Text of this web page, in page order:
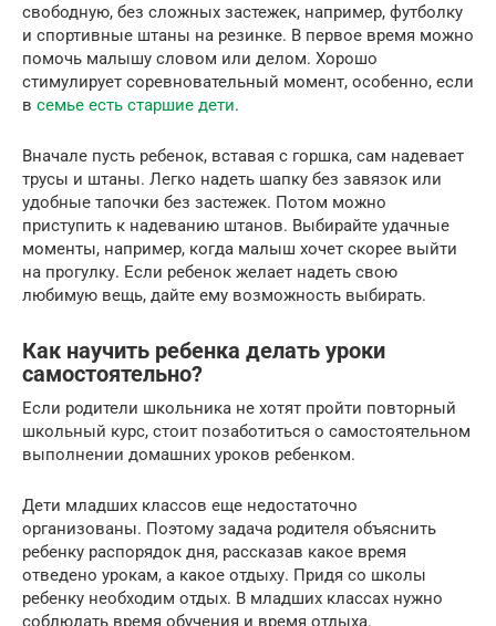
свободную, без сложных застежек, например, футболку
и спортивные штаны на резинке. В первое время можно
помочь малышу словом или делом. Хорошо
стимулирует соревновательный момент, особенно, если
в семье есть старшие дети.
Вначале пусть ребенок, вставая с горшка, сам надевает
трусы и штаны. Легко надеть шапку без завязок или
удобные тапочки без застежек. Потом можно
приступить к надеванию штанов. Выбирайте удачные
моменты, например, когда малыш хочет скорее выйти
на прогулку. Если ребенок желает надеть свою
любимую вещь, дайте ему возможность выбирать.
Как научить ребенка делать уроки
самостоятельно?
Если родители школьника не хотят пройти повторный
школьный курс, стоит позаботиться о самостоятельном
выполнении домашних уроков ребенком.
Дети младших классов еще недостаточно
организованы. Поэтому задача родителя объяснить
ребенку распорядок дня, рассказав какое время
отведено урокам, а какое отдыху. Придя со школы
ребенку необходим отдых. В младших классах нужно
соблюдать время обучения и время отдыха.